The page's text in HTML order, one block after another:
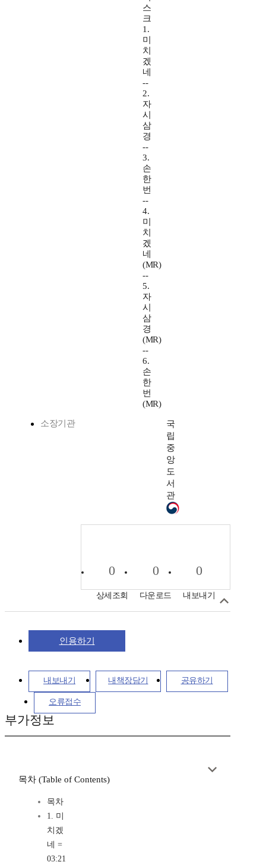
스
크
1.
미
치
겠
네
--
2.
자
시
삼
경
--
3.
손
한
번
--
4.
미
치
겠
네
(MR)
--
5.
자
시
삼
경
(MR)
--
6.
손
한
번
(MR)
소장기관
국
립
중
앙
도
서
관
0
상세조회
0
다운로드
0
내보내기
인용하기
내보내기 내책장담기 공유하기
오류접수
부가정보
목차 (Table of Contents)
목차
1. 미
치겠
네 =
03:21